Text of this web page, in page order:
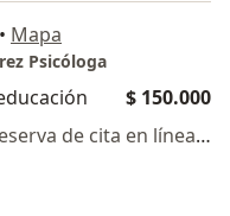
• Mapa
Psicóloga
$ 150.000
Este especialista no ofrece reserva de cita en línea en esta dirección.